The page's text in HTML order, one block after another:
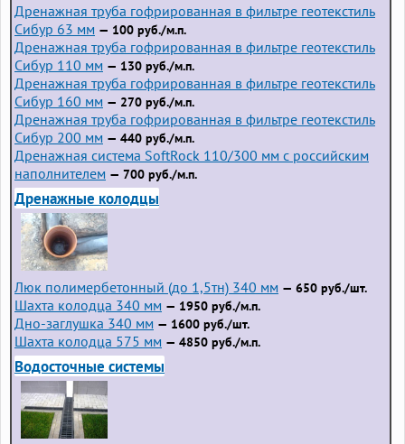
Дренажная труба гофрированная в фильтре геотекстиль
Сибур 63 мм — 100 руб./м.п.
Дренажная труба гофрированная в фильтре геотекстиль
Сибур 110 мм — 130 руб./м.п.
Дренажная труба гофрированная в фильтре геотекстиль
Сибур 160 мм — 270 руб./м.п.
Дренажная труба гофрированная в фильтре геотекстиль
Сибур 200 мм — 440 руб./м.п.
Дренажная система SoftRock 110/300 мм с российским
наполнителем — 700 руб./м.п.
Дренажные колодцы
Люк полимербетонный (до 1,5тн) 340 мм — 650 руб./шт.
Шахта колодца 340 мм — 1950 руб./м.п.
Дно-заглушка 340 мм — 1600 руб./шт.
Шахта колодца 575 мм — 4850 руб./м.п.
Водосточные системы